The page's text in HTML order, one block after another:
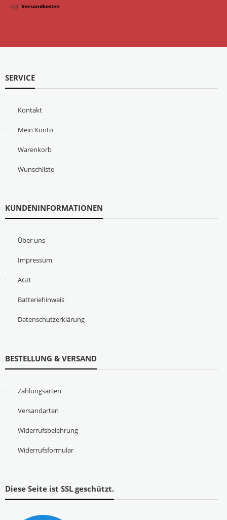
zzgl. Versandkosten
SERVICE
Kontakt
Mein Konto
Warenkorb
Wunschliste
KUNDENINFORMATIONEN
Über uns
Impressum
AGB
Batteriehinweis
Datenschutzerklärung
BESTELLUNG & VERSAND
Zahlungsarten
Versandarten
Widerrufsbelehrung
Widerrufsformular
Diese Seite ist SSL geschützt.